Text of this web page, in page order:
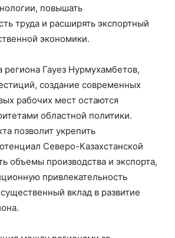
повышать
труда и расширять экспортный
экономики.
региона Гауез Нурмухамбетов,
создание современных
рабочих мест остаются
областной политики.
позволит укрепить
Северо-Казахстанской
объемы производства и экспорта,
привлекательность
вклад в развитие